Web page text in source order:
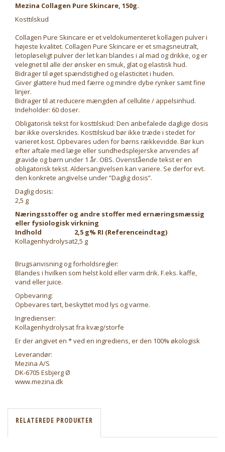
Mezina Collagen Pure Skincare, 150g.
Kosttilskud
Collagen Pure Skincare er et veldokumenteret kollagen pulver i
højeste kvalitet. Collagen Pure Skincare er et smagsneutralt,
letopløseligt pulver der let kan blandes i al mad og drikke, og er
velegnet til alle der ønsker en smuk, glat og elastisk hud.
Bidrager til øget spændstighed og elasticitet i huden.
Giver glattere hud med færre og mindre dybe rynker samt fine
linjer.
Bidrager til at reducere mængden af cellulite / appelsinhud.
Indeholder: 60 doser.
Obligatorisk tekst for kosttilskud: Den anbefalede daglige dosis
bør ikke overskrides. Kosttilskud bør ikke træde i stedet for
varieret kost. Opbevares uden for børns rækkevidde. Bør kun
efter aftale med læge eller sundhedsplejerske anvendes af
gravide og børn under 1 år. OBS. Ovenstående tekst er en
obligatorisk tekst. Aldersangivelsen kan variere. Se derfor evt.
den konkrete angivelse under ”Daglig dosis”.
Daglig dosis:
2,5 g
Næringsstoffer og andre stoffer med ernæringsmæssig
eller fysiologisk virkning
Indhold
2,5 g% RI (Referenceindtag)
Kollagenhydrolysat2,5 g
Brugsanvisning og forholdsregler:
Blandes i hvilken som helst kold eller varm drik. F.eks. kaffe,
vand eller juice.
Opbevaring:
Opbevares tørt, beskyttet mod lys og varme.
Ingredienser:
Kollagenhydrolysat fra kvæg/storfe
Er der angivet en * ved en ingrediens, er den 100% økologisk
Leverandør:
Mezina A/S
DK-6705 Esbjerg Ø
www.mezina.dk
RELATEREDE PRODUKTER